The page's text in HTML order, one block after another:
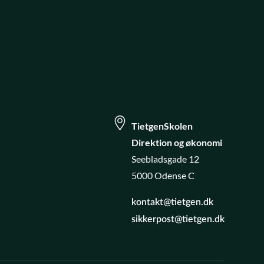
TietgenSkolen
Direktion og økonomi
Seebladsgade 12
5000 Odense C
kontakt@tietgen.dk
sikkerpost@tietgen.dk